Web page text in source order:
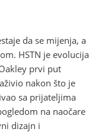
da se mijenja, a
HSTN je evolucija
prvi put
nakon što je
sa prijateljima
na naočare
dizajn i